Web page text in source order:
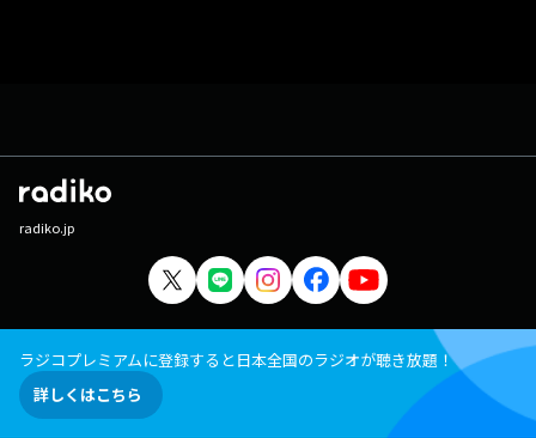
radiko.jp
ラジコプレミアムに登録すると日本全国のラジオが聴き放題！
詳しくはこちら